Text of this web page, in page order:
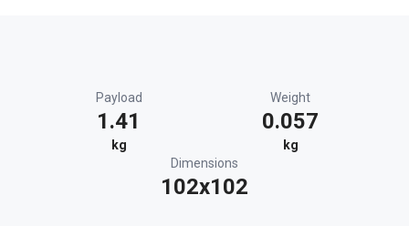
Payload
1.41
kg
Weight
0.057
kg
Dimensions
102x102